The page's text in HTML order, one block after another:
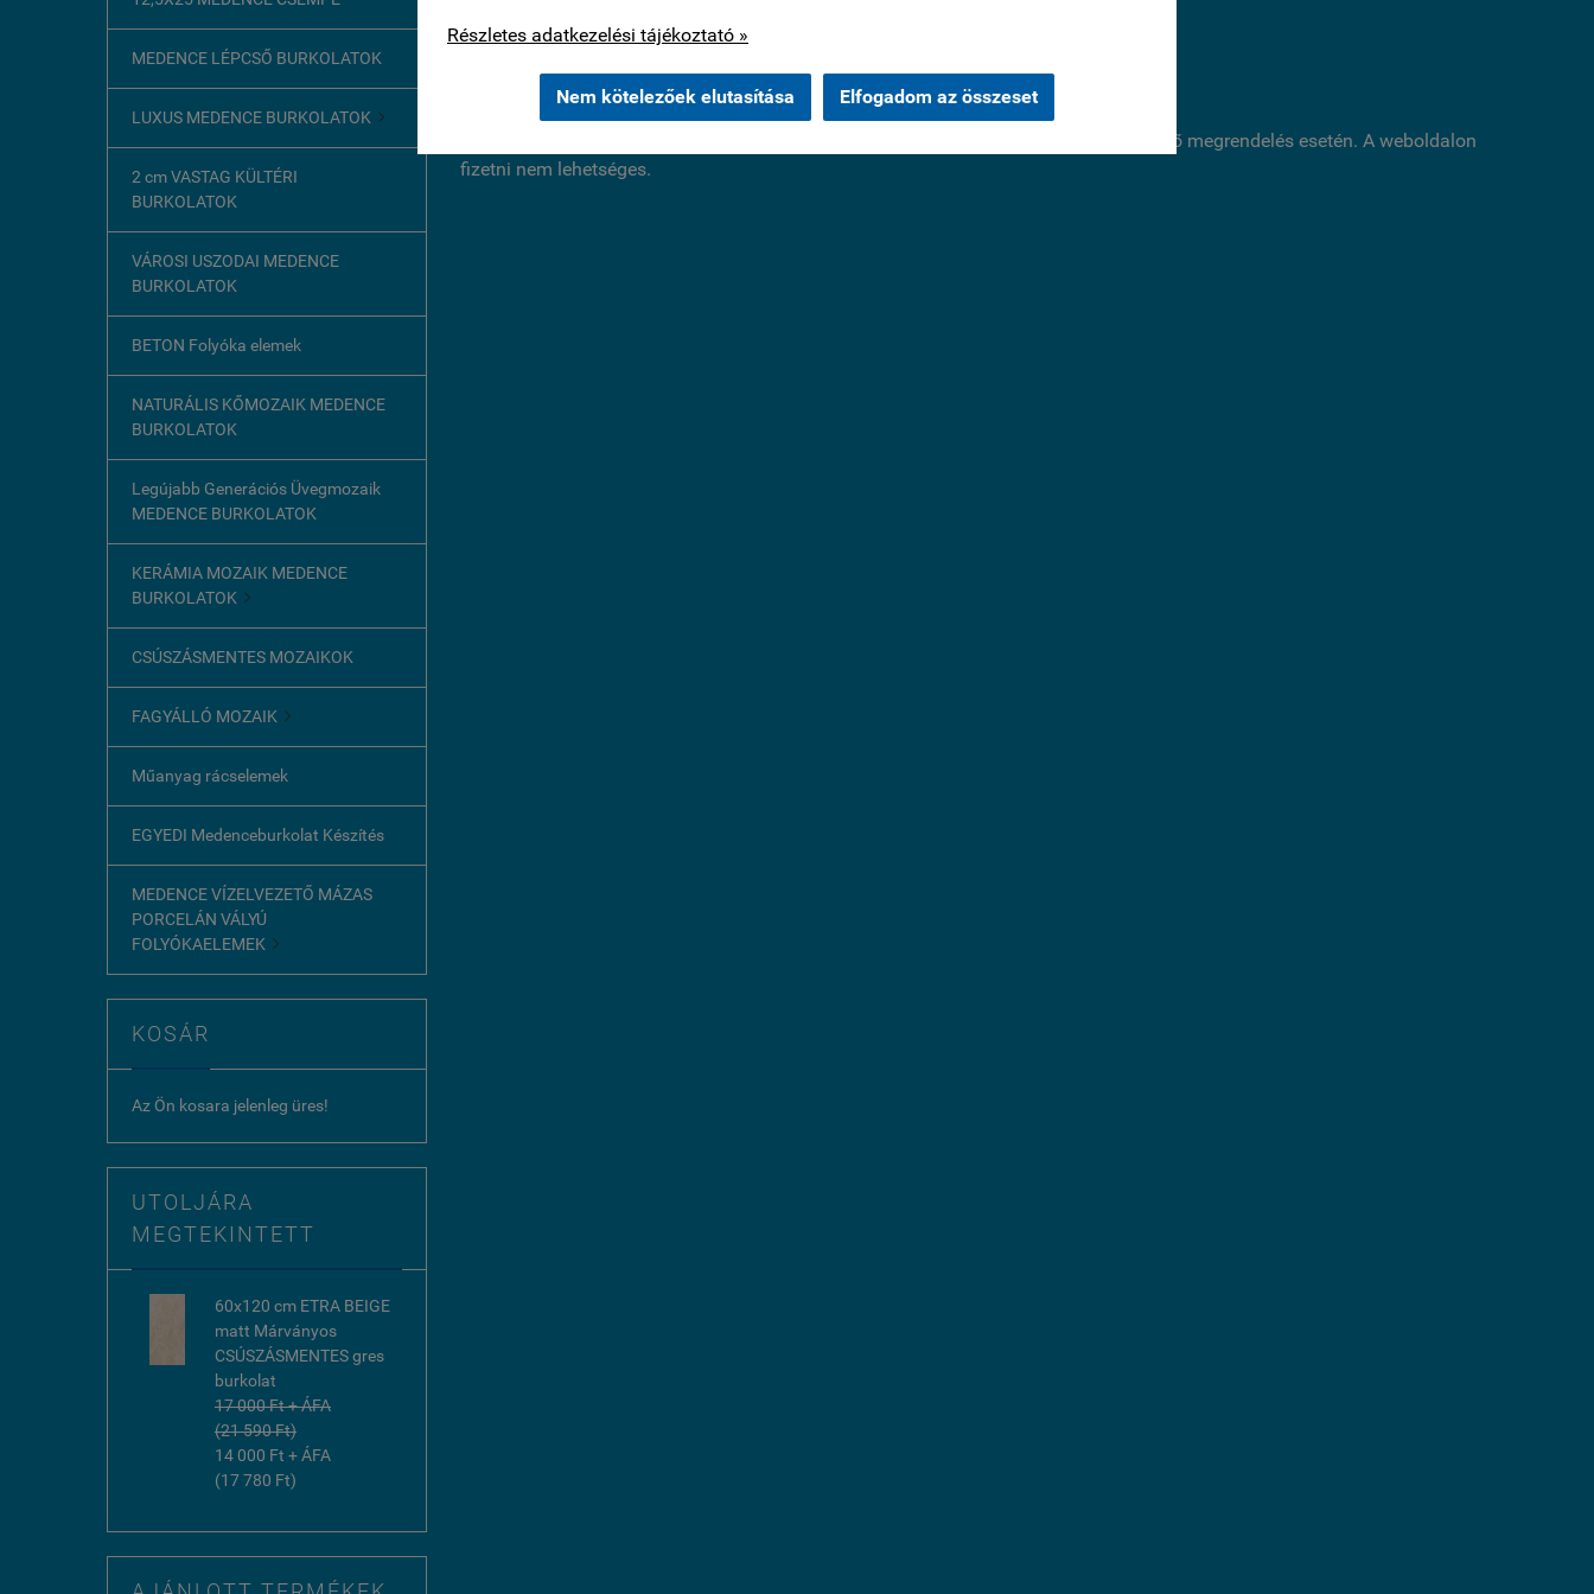
Részletes adatkezelési tájékoztató »
Nem kötelezőek elutasítása Elfogadom az összeset
MEDENCE LÉPCSŐ BURKOLATOK
LUXUS MEDENCE BURKOLATOK 
2 cm VASTAG KÜLTÉRI
BURKOLATOK
VÁROSI USZODAI MEDENCE
BURKOLATOK
BETON Folyóka elemek
NATURÁLIS KŐMOZAIK MEDENCE
BURKOLATOK
Legújabb Generációs Üvegmozaik
MEDENCE BURKOLATOK
KERÁMIA MOZAIK MEDENCE
BURKOLATOK 
CSÚSZÁSMENTES MOZAIKOK
FAGYÁLLÓ MOZAIK 
Műanyag rácselemek
EGYEDI Medenceburkolat Készítés
MEDENCE VÍZELVEZETŐ MÁZAS
PORCELÁN VÁLYÚ
FOLYÓKAELEMEK 
KOSÁR
Az Ön kosara jelenleg üres!
UTOLJÁRA
MEGTEKINTETT
60x120 cm ETRA BEIGE
matt Márványos
CSÚSZÁSMENTES gres
burkolat
17 000 Ft + ÁFA
(21 590 Ft)
14 000 Ft + ÁFA
(17 780 Ft)
Kérdés küldése
2026 július 17-től július 29-ig további 10% kedvezményt nyújtunk a weboldalon történő megrendelés esetén. A weboldalon
fizetni nem lehetséges.